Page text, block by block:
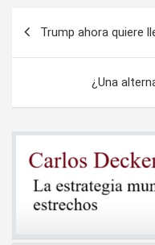
Trump ahora quiere
¿Una